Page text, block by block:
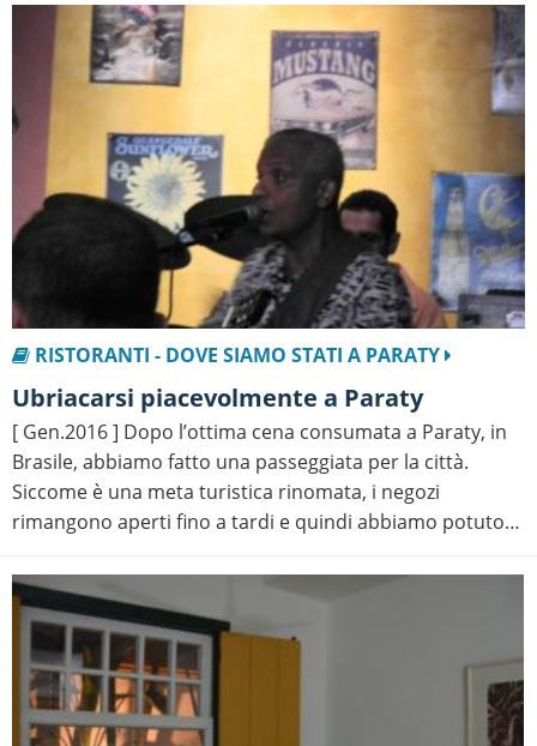
RISTORANTI - DOVE SIAMO STATI A PARATY
Ubriacarsi piacevolmente a Paraty
[ Gen.2016 ] Dopo l’ottima cena consumata a Paraty, in
Brasile, abbiamo fatto una passeggiata per la città.
Siccome è una meta turistica rinomata, i negozi
rimangono aperti fino a tardi e quindi abbiamo potuto…